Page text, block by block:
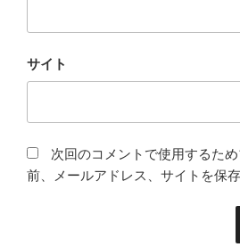
サイト
次回のコメントで使用するた
前、メールアドレス、サイトを保存